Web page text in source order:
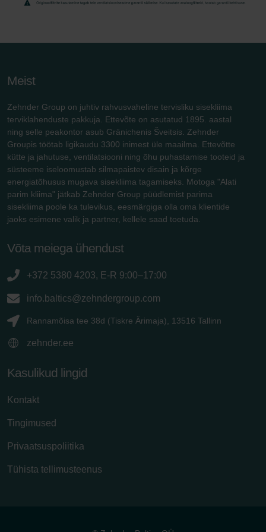
Meist
Zehnder Group on juhtiv rahvusvaheline tervisliku sisekliima
terviklahenduste pakkuja. Ettevõte on asutatud 1895. aastal
ning selle peakontor asub Gränichenis Šveitsis. Zehnder
Groupis töötab ligikaudu 3300 inimest üle maailma. Ettevõtte
kütte ja jahutuse, ventilatsiooni ning õhu puhastamise tooteid ja
süsteeme iseloomustab silmapaistev disain ja kõrge
energiatõhusus mugava sisekliima tagamiseks. Motoga "Alati
parim kliima" jätkab Zehnder Group püüdlemist parima
sisekliima poole ka tulevikus, eesmärgiga olla oma klientide
jaoks esimene valik ja partner, kellele saad toetuda.
Võta meiega ühendust
+372 5380 4203, E-R 9:00–17:00
info.baltics@zehndergroup.com
Rannamõisa tee 38d (Tiskre Ärimaja), 13516 Tallinn
zehnder.ee
Kasulikud lingid
Kontakt
Tingimused
Privaatsuspoliitika
Tühista tellimusteenus